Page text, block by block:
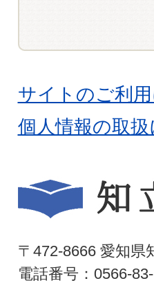
サイトのご利
個人情報の取
〒472-8666 愛知県
電話番号：0566-83-